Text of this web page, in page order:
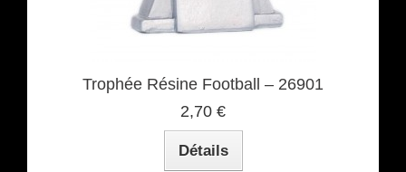
Trophée Résine Football – 26901
2,70 €
Détails